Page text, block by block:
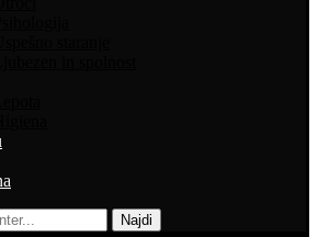
Najdi